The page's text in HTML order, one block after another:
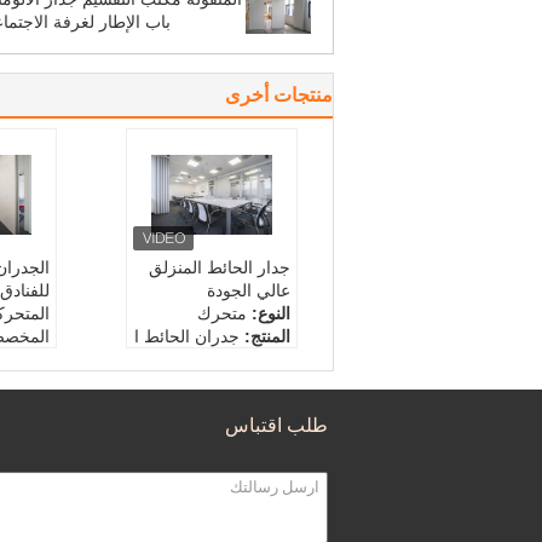
باب الإطار لغرفة
منتجات أخرى
زجاج ،
جدار الحائط المنزلق
عالي الجودة
النوع: متحرك
المنتج: جدران الحائط ا
سماكة اللوح:
طلب اقتباس